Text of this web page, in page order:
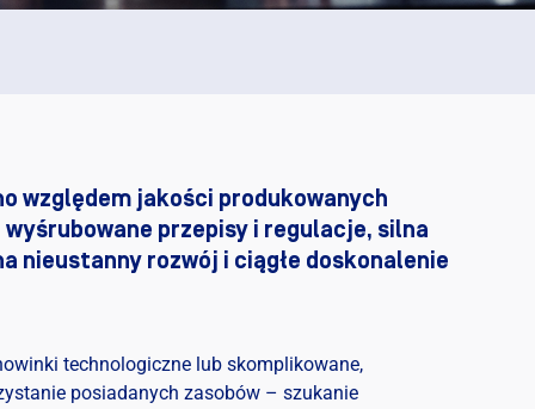
względem jakości produkowanych
przepisy i regulacje, silna
nieustanny rozwój i ciągłe doskonalenie
technologiczne lub skomplikowane,
posiadanych zasobów – szukanie